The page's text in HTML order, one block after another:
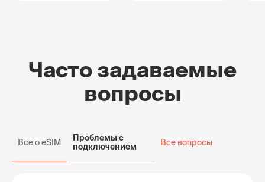
Часто задаваемые
вопросы
Все о eSIM
Проблемы с
подключением
Все вопросы